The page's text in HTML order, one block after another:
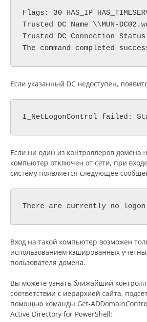
Flags: 30 HAS_IP
Trusted DC Name \\MUN-
Trusted DC Connection
The command completed
Если указанный DC недоступен,
I_NetLogonControl failed: Status
Если ни один из контроллеров домена
компьютер отключен от сети, при
систему появляется следующее
There are currently no
Вход на такой компьютер возможен
использованием кэшированных
пользователя домена.
Вы можете узнать ближайший
соответствии с иерархией сайта,
помощью команды Get-
Active Directory for PowerShell: